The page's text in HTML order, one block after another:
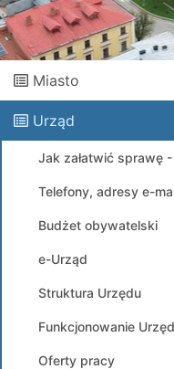
Miasto
Urząd
Jak załatwić sprawę
Telefony, adresy e-
Budżet obywatelski
e-Urząd
Struktura Urzędu
Funkcjonowanie
Oferty pracy